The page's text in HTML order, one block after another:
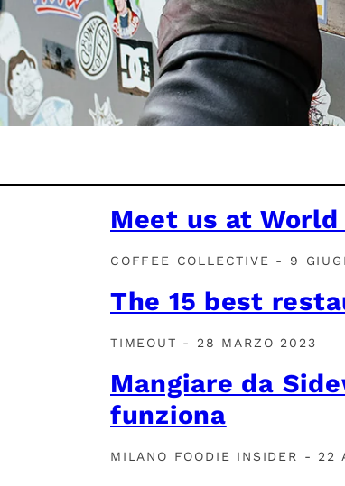
Meet us at
COFFEE COLLECTIVE - 9
The 15 best
TIMEOUT - 28 MARZO 2023
Mangiare da
funziona
MILANO FOODIE INSIDER - 22